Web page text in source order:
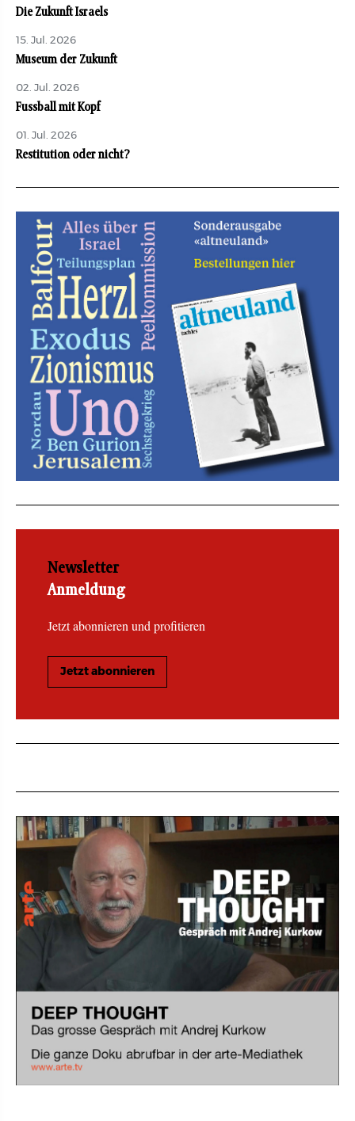
Die Zukunft Israels
15. Jul. 2026
Museum der Zukunft
02. Jul. 2026
Fussball mit Kopf
01. Jul. 2026
Restitution oder nicht?
Newsletter
Anmeldung
Jetzt abonnieren und profitieren
Jetzt abonnieren